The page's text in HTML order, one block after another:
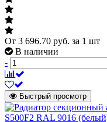
От 3 696.70 руб. за 1 шт
В наличии
-
Быстрый просмотр